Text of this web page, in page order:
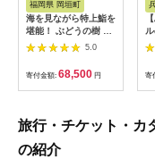
福岡県 岡垣町
海を見ながら特上鮨を
堪能！ ぶどうの樹 鮨
屋台ペア お食事券 海
鮮 海 屋台 食事 ペア
福岡県 岡垣町
5.0
寄付金額: 68,500 円 寄
旅行・チケット・カ
の紹介